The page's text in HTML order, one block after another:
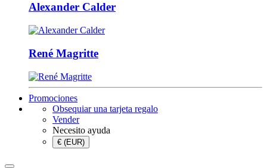
Alexander Calder
René Magritte
Promociones
Obsequiar una tarjeta regalo
Vender
Necesito ayuda
€ (EUR)